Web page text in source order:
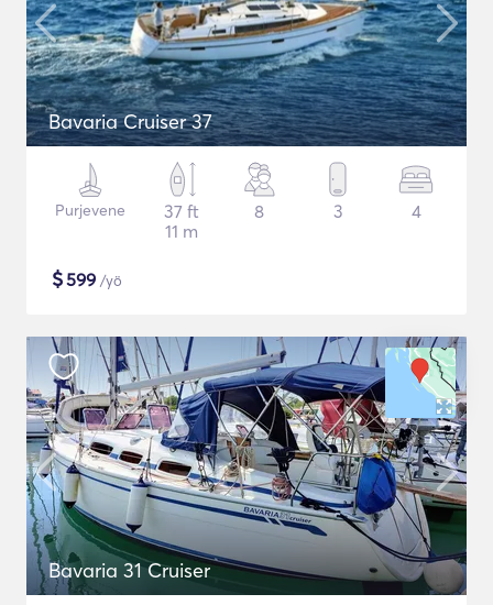
Bavaria Cruiser 37
Purjevene
37 ft
11 m
8 3 4
$599 /yö
Bavaria 31 Cruiser